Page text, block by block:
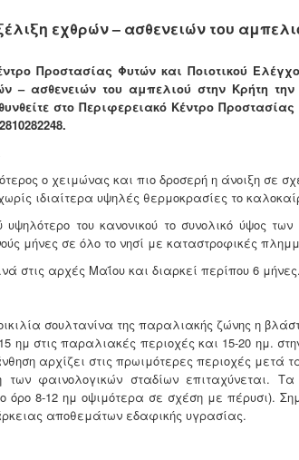
εχθρών – ασθενειών του
Προστασίας Φυτών και Ποιοτικού
– ασθενειών του αμπελιού στην Κρήτη την
στο Περιφερειακό Κέντρο
ο χειμώνας και πιο δροσερή η άνοιξη σε
ιδιαίτερα υψηλές θερμοκρασίες το
του κανονικού το συνολικό ύψος
μήνες σε όλο το νησί με καταστροφικές
στις αρχές Μαΐου και διαρκεί περίπου 6 μήνες.
σουλτανίνα της παραλιακής ζώνης η
ημ στις παραλιακές περιοχές και 15-20 ημ.
αρχίζει στις πρωιμότερες περιοχές μετά
των φαινολογικών σταδίων επιταχύνεται.
όρο 8-12 ημ οψιμότερα σε σχέση με πέρυσι).
αποθεμάτων εδαφικής υγρασίας.